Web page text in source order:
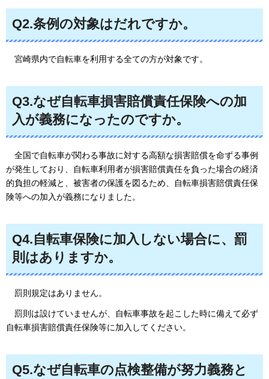
Q2.条例の対象はだれですか。
宮崎県内で自転車を利用する全ての方が対象です。
Q3.なぜ自転車損害賠償責任保険への加
入が義務になったのですか。
全国で自転車が関わる事故に対する高額な損害賠償を命ずる事例
が発生しており、自転車利用者が損害賠償責任を負った場合の経済
的負担の軽減と、被害者の保護を図るため、自転車損害賠償責任保
険等への加入が義務になりました。
Q4.自転車保険に加入しない場合に、罰
則はありますか。
罰則規定はありません。
罰則は設けていませんが、自転車事故を起こした時に備えて必ず
自転車損害賠償責任保険等に加入してください。
Q5.なぜ自転車の点検整備が努力義務と